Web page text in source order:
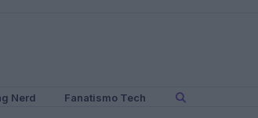
Nerd Fanatismo Tech